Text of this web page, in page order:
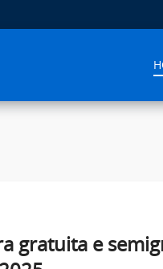
gratuita e